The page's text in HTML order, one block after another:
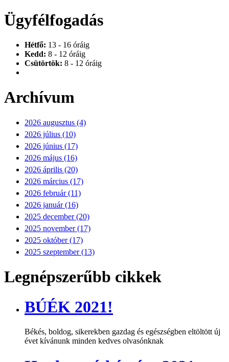
Ügyfélfogadás
Hétfő: 13 - 16 óráig
Kedd: 8 - 12 óráig
Csütörtök: 8 - 12 óráig
Archívum
2026 augusztus (4)
2026 július (10)
2026 június (17)
2026 május (16)
2026 április (20)
2026 március (17)
2026 február (11)
2026 január (16)
2025 december (20)
2025 november (17)
2025 október (17)
2025 szeptember (13)
Legnépszerűbb cikkek
BÚÉK 2021!
Békés, boldog, sikerekben gazdag és egészségben eltöltött új
évet kívánunk minden kedves olvasónknak